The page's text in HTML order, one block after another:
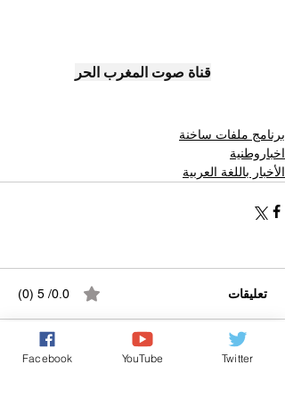
قناة صوت المغرب الحر
برنامج ملفات ساخنة
اخباروطنية
الأخبار باللغة العربية
تعليقات 0.0/ 5 (0)
التعليق والتقييم... Facebook YouTube Twitter